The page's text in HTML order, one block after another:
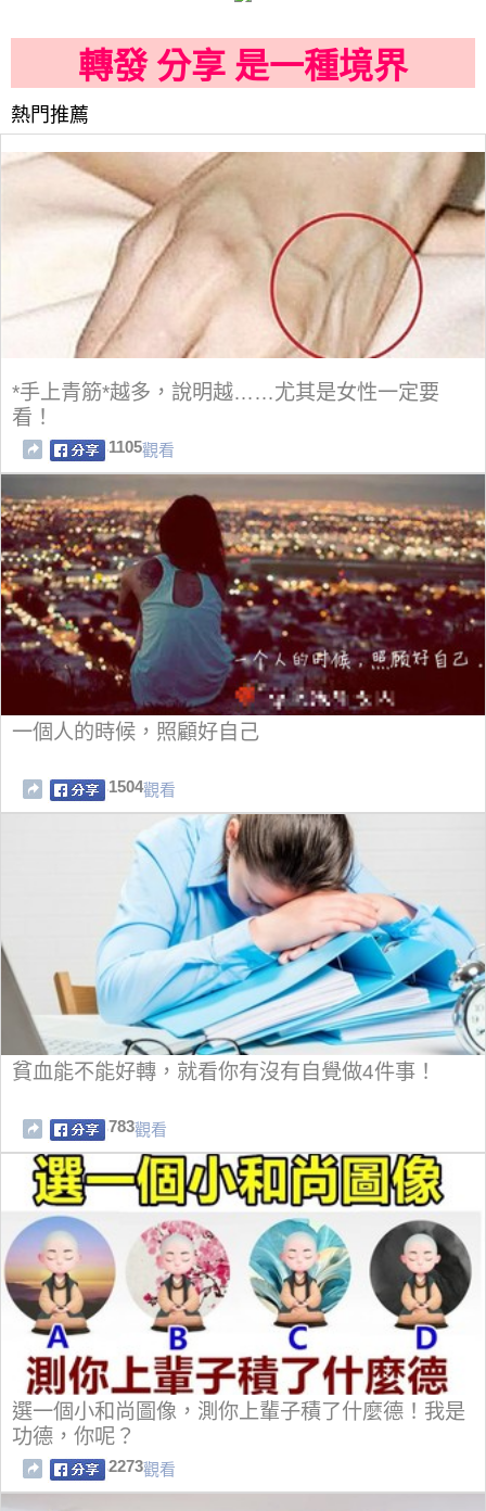
轉發 分享 是一種境界
熱門推薦
*手上青筋*越多，說明越……尤其是女性一定要
看！
1105觀看
一個人的時候，照顧好自己
1504觀看
貧血能不能好轉，就看你有沒有自覺做4件事！
783觀看
選一個小和尚圖像，測你上輩子積了什麼德！我是
功德，你呢？
2273觀看